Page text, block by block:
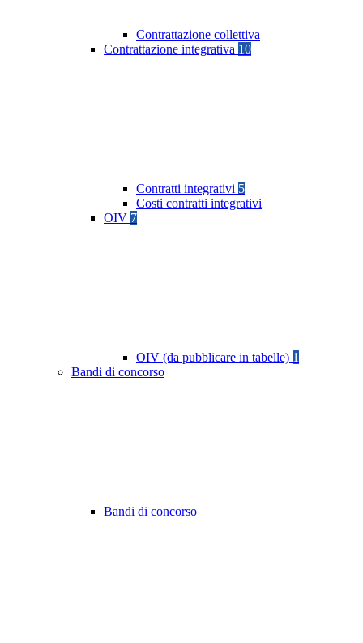
Contrattazione collettiva
Contrattazione integrativa 10
Contratti integrativi 5
Costi contratti integrativi
OIV 7
OIV (da pubblicare in tabelle) 1
Bandi di concorso
Bandi di concorso